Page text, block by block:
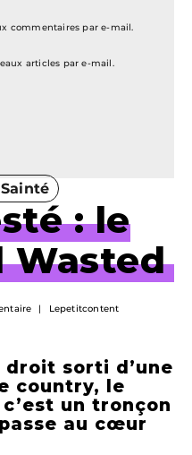
commentaires par e-mail.
articles par e-mail.
: le
Wasted
Lepetitcontent
sorti d’une
country,
le
un tronçon
au cœur